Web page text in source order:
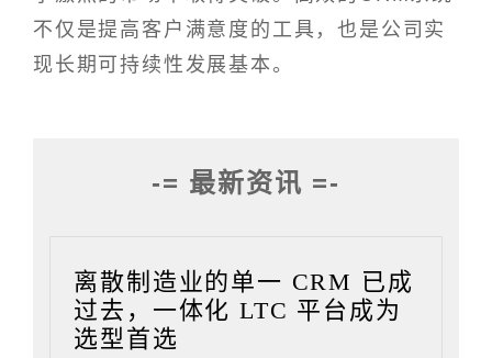
不仅是提高客户满意度的工具，也是公司实
现长期可持续性发展基本。
-= 最新资讯 =-
离散制造业的单一 CRM 已成
过去，一体化 LTC 平台成为
选型首选